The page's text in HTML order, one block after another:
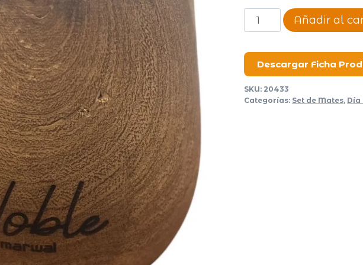
Mate
Noble
Añadir al
Descargar Ficha
SKU: 20433
Categorías: Set de Mates, Día